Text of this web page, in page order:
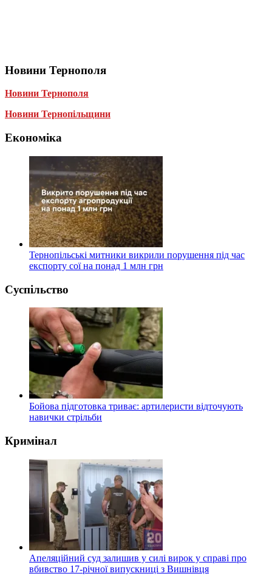
Новини Тернополя
Новини Тернополя
Новини Тернопільщини
Економіка
Тернопільські митники викрили порушення під час
експорту сої на понад 1 млн грн
Суспільство
Бойова підготовка триває: артилеристи відточують
навички стрільби
Кримінал
Апеляційний суд залишив у силі вирок у справі про
вбивство 17-річної випускниці з Вишнівця